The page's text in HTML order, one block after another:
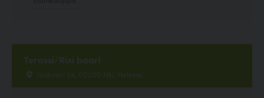
Terassi/Rixi baari
Isokaari 24, 00200 Hki, Helsinki